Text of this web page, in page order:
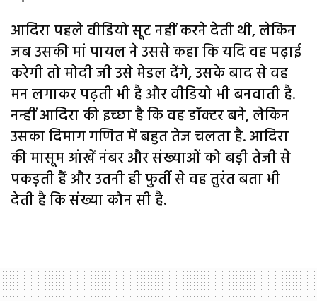
आदिरा पहले वीडियो सूट नहीं करने देती थी, लेकिन
जब उसकी मां पायल ने उससे कहा कि यदि वह पढ़ाई
करेगी तो मोदी जी उसे मेडल देंगे, उसके बाद से वह
मन लगाकर पढ़ती भी है और वीडियो भी बनवाती है.
नन्हीं आदिरा की इच्छा है कि वह डॉक्टर बने, लेकिन
उसका दिमाग गणित में बहुत तेज चलता है. आदिरा
की मासूम आंखें नंबर और संख्याओं को बड़ी तेजी से
पकड़ती हैं और उतनी ही फुर्ती से वह तुरंत बता भी
देती है कि संख्या कौन सी है.